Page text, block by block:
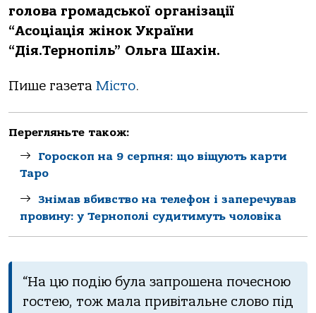
голова громадської організації
“Асоціація жінок України
“Дія.Тернопіль” Ольга Шахін.
Пише газета Місто.
Перегляньте також:
Гороскоп на 9 серпня: що віщують карти
Таро
Знімав вбивство на телефон і заперечував
провину: у Тернополі судитимуть чоловіка
“На цю подію була запрошена почесною
гостею, тож мала привітальне слово під